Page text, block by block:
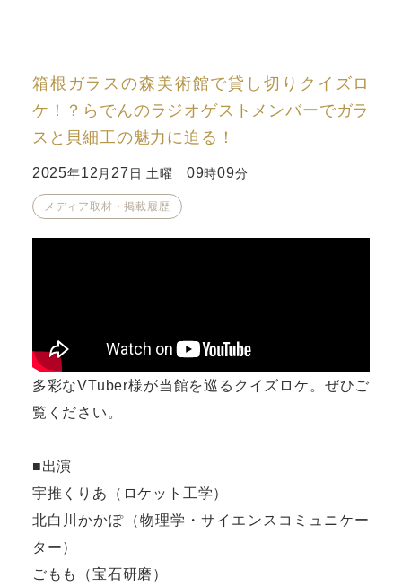
箱根ガラスの森美術館で貸し切りクイズロ
ケ！？らでんのラジオゲストメンバーでガラ
スと貝細工の魅力に迫る！
2025年12 月27 日 土曜 09時09分
メディア取材・掲載履歴
多彩なVTuber様が当館を巡るクイズロケ。ぜひご
覧ください。
■出演
宇推くりあ（ロケット工学）
北白川かかぽ（物理学・サイエンスコミュニケー
ター）
ごもも（宝石研磨）